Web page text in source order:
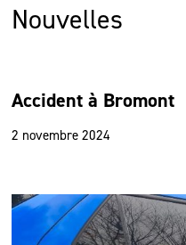
Nouvelles
Accident à Bromont
2 novembre 2024